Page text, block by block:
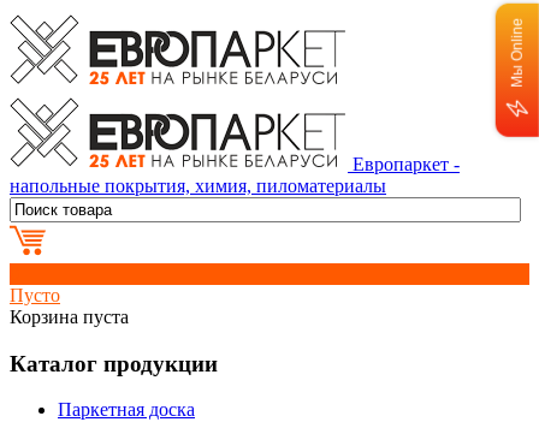
Европаркет -
напольные покрытия, химия, пиломатериалы
Пусто
Корзина пуста
Каталог продукции
Паркетная доска
Мы Online